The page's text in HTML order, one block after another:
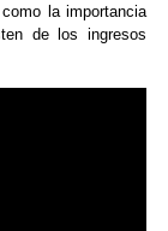
la importancia
de los ingresos